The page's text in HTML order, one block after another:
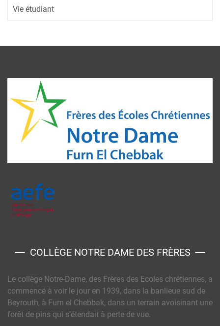
Vie étudiant
COLLÈGE NOTRE DAME DES FRÈRES
Le collège Notre-Dame, des Frères des Ecoles chrétiennes, a
commencé à voir le jour en 1939, dans la banlieue sud de
Beyrouth, à Furn el Chebbak, dans un terrain avoisinant une
forêt de pins qui s’étendait à perte de vue.